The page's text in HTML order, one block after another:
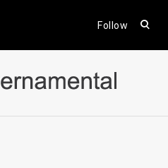
Follow
open
form